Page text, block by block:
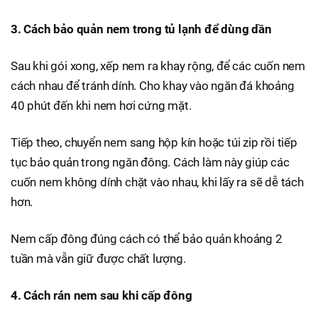
3. Cách bảo quản nem trong tủ lạnh để dùng dần
Sau khi gói xong, xếp nem ra khay rộng, để các cuốn nem
cách nhau để tránh dính. Cho khay vào ngăn đá khoảng
40 phút đến khi nem hơi cứng mặt.
Tiếp theo, chuyển nem sang hộp kín hoặc túi zip rồi tiếp
tục bảo quản trong ngăn đông. Cách làm này giúp các
cuốn nem không dính chặt vào nhau, khi lấy ra sẽ dễ tách
hơn.
Nem cấp đông đúng cách có thể bảo quản khoảng 2
tuần mà vẫn giữ được chất lượng.
4. Cách rán nem sau khi cấp đông